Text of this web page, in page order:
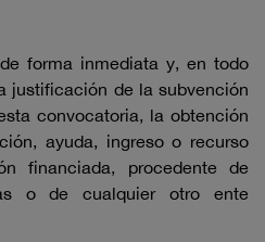
forma inmediata y, en todo
justificación de la subvención
convocatoria, la obtención
ayuda, ingreso o recurso
financiada, procedente de
o de cualquier otro ente